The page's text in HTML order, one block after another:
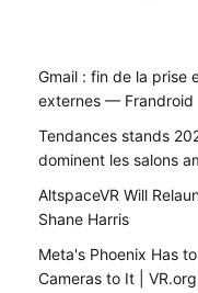
Gmail : fin de la prise
externes — Frandroid
Tendances stands
dominent les salons
AltspaceVR Will
Shane Harris
Meta's Phoenix Has
Cameras to It | VR.org